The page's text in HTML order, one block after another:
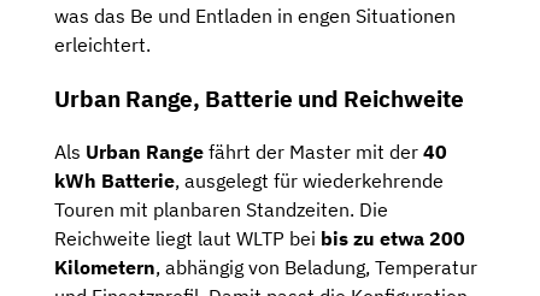
was das Be und Entladen in engen Situationen
erleichtert.
Urban Range, Batterie und Reichweite
Als Urban Range fährt der Master mit der 40
kWh Batterie, ausgelegt für wiederkehrende
Touren mit planbaren Standzeiten. Die
Reichweite liegt laut WLTP bei bis zu etwa 200
Kilometern, abhängig von Beladung, Temperatur